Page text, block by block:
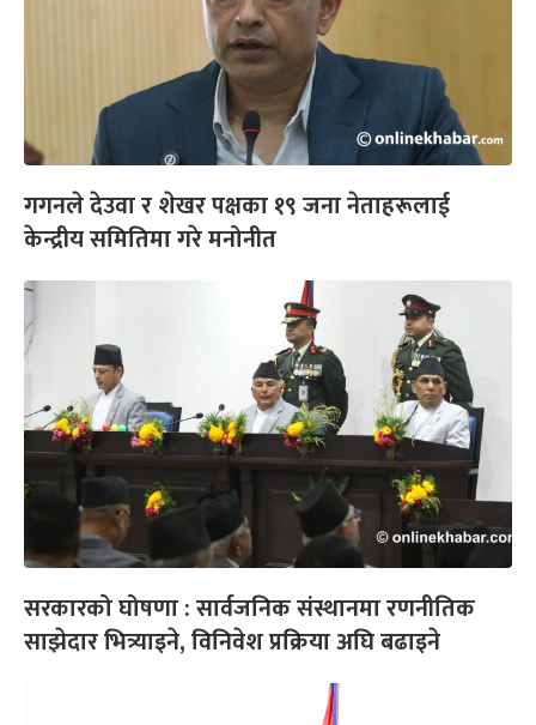
गगनले देउवा र शेखर पक्षका १९ जना नेताहरूलाई
केन्द्रीय समितिमा गरे मनोनीत
सरकारको घोषणा : सार्वजनिक संस्थानमा रणनीतिक
साझेदार भित्र्याइने, विनिवेश प्रक्रिया अघि बढाइने